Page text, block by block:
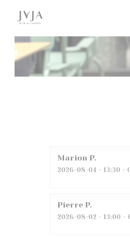
Marion P
2026-08-04 - 13:30 -
Pierre P
2026-08-02 - 13:00 -